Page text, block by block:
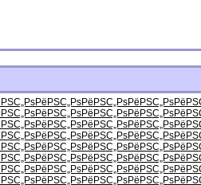
РёРЅС„РѕРёРЅС„РѕРёРЅС„Рѕ
РёРЅС„РѕРёРЅС„РѕРёРЅС„Рѕ
РёРЅС„РѕРёРЅС„РѕРёРЅС„Рѕ
РёРЅС„РѕРёРЅС„РѕРёРЅС„Рѕ
РёРЅС„РѕРёРЅС„РѕРёРЅС„Рѕ
РёРЅС„РѕРёРЅС„РѕРёРЅС„Рѕ
РёРЅС„РѕРёРЅС„РѕРёРЅС„Рѕ
РёРЅС„РѕРёРЅС„РѕРёРЅС„Рѕ